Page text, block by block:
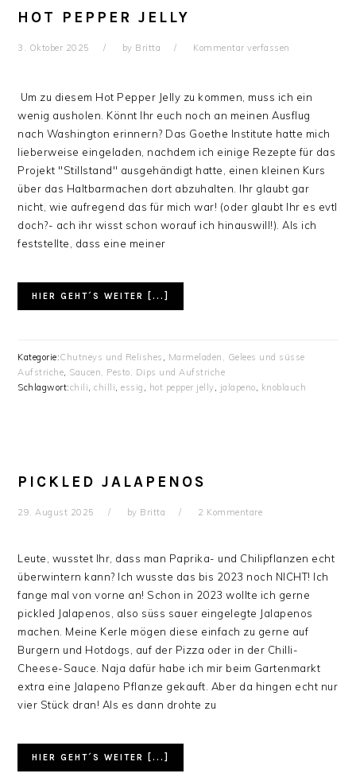
HOT PEPPER JELLY
3. Oktober 2025 by Britta Kommentar verfassen
Um zu diesem Hot Pepper Jelly zu kommen, muss ich ein
wenig ausholen. Könnt Ihr euch noch an meinen Ausflug
nach Washington erinnern? Das Goethe Institute hatte mich
lieberweise eingeladen, nachdem ich einige Rezepte für das
Projekt "Stillstand" ausgehändigt hatte, einen kleinen Kurs
über das Haltbarmachen dort abzuhalten. Ihr glaubt gar
nicht, wie aufregend das für mich war! (oder glaubt Ihr es evtl
doch?- ach ihr wisst schon worauf ich hinauswill!). Als ich
feststellte, dass eine meiner
HIER GEHT´S WEITER [...]
Kategorie:Chutneys und Relishes , Marmeladen, Gelees und süsse
Aufstriche, Saucen, Pesto, Dips und Aufstriche
Schlagwort:chili,chilli,essig , hot pepper jelly, jalapeno, knoblauch
PICKLED JALAPENOS
29. August 2025 by Britta 2 Kommentare
Leute, wusstet Ihr, dass man Paprika- und Chilipflanzen echt
überwintern kann? Ich wusste das bis 2023 noch NICHT! Ich
fange mal von vorne an! Schon in 2023 wollte ich gerne
pickled Jalapenos, also süss sauer eingelegte Jalapenos
machen. Meine Kerle mögen diese einfach zu gerne auf
Burgern und Hotdogs, auf der Pizza oder in der Chilli-
Cheese-Sauce. Naja dafür habe ich mir beim Gartenmarkt
extra eine Jalapeno Pflanze gekauft. Aber da hingen echt nur
vier Stück dran! Als es dann drohte zu
HIER GEHT´S WEITER [...]